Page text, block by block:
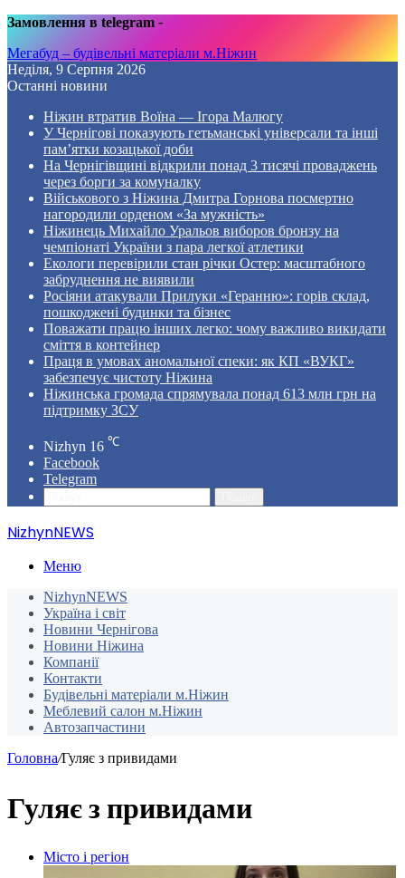
Замовлення в telegram -
Мегабуд – будівельні матеріали м.Ніжин
Неділя, 9 Серпня 2026
Останні новини
Ніжин втратив Воїна — Ігора Малюгу
У Чернігові показують гетьманські універсали та інші
пам’ятки козацької доби
На Чернігівщині відкрили понад 3 тисячі проваджень
через борги за комуналку
Військового з Ніжина Дмитра Горнова посмертно
нагородили орденом «За мужність»
Ніжинець Михайло Уральов виборов бронзу на
чемпіонаті України з пара легкої атлетики
Екологи перевірили стан річки Остер: масштабного
забруднення не виявили
Росіяни атакували Прилуки «Геранню»: горів склад,
пошкоджені будинки та бізнес
Поважати працю інших легко: чому важливо викидати
сміття в контейнер
Праця в умовах аномальної спеки: як КП «ВУКГ»
забезпечує чистоту Ніжина
Ніжинська громада спрямувала понад 613 млн грн на
підтримку ЗСУ
Nizhyn 16 ℃
Facebook
Telegram
NizhynNEWS
Меню
NizhynNEWS
Україна і світ
Новини Чернігова
Новини Ніжина
Компанії
Контакти
Будівельні матеріали м.Ніжин
Меблевий салон м.Ніжин
Автозапчастини
Головна/Гуляє з привидами
Гуляє з привидами
Місто і регіон